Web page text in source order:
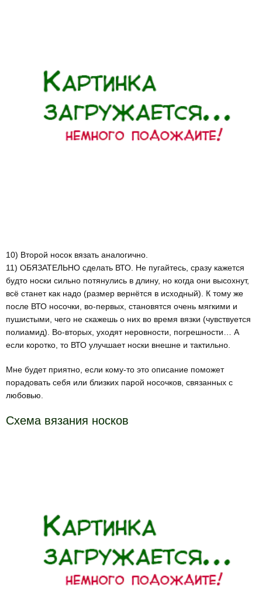
10) Второй носок вязать аналогично.
11) ОБЯЗАТЕЛЬНО сделать ВТО. Не пугайтесь, сразу кажется
будто носки сильно потянулись в длину, но когда они высохнут,
всё станет как надо (размер вернётся в исходный). К тому же
после ВТО носочки, во-первых, становятся очень мягкими и
пушистыми, чего не скажешь о них во время вязки (чувствуется
полиамид). Во-вторых, уходят неровности, погрешности… А
если коротко, то ВТО улучшает носки внешне и тактильно.
Мне будет приятно, если кому-то это описание поможет
порадовать себя или близких парой носочков, связанных с
любовью.
Схема вязания носков